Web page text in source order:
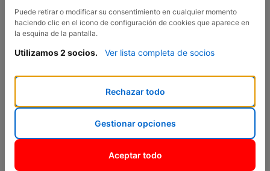
Previous
Fins al pròxim 30 de juliol, descobreix la velocitat de Citroën!
Gaudeix d'entrega immediata amb unes condicions excepcionals
Puede retirar o modificar su consentimiento en cualquier momento
haciendo clic en el icono de configuración de cookies que aparece en
la esquina de la pantalla.
Utilizamos 2 socios. Ver lista completa de socios
Rechazar todo
Gestionar opciones
Aceptar todo